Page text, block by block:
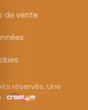
de vente
réservés. Une